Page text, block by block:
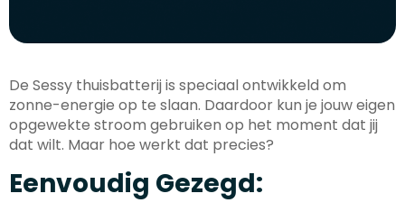
De Sessy thuisbatterij is speciaal ontwikkeld om
zonne-energie op te slaan. Daardoor kun je jouw eigen
opgewekte stroom gebruiken op het moment dat jij
dat wilt. Maar hoe werkt dat precies?
Eenvoudig Gezegd: